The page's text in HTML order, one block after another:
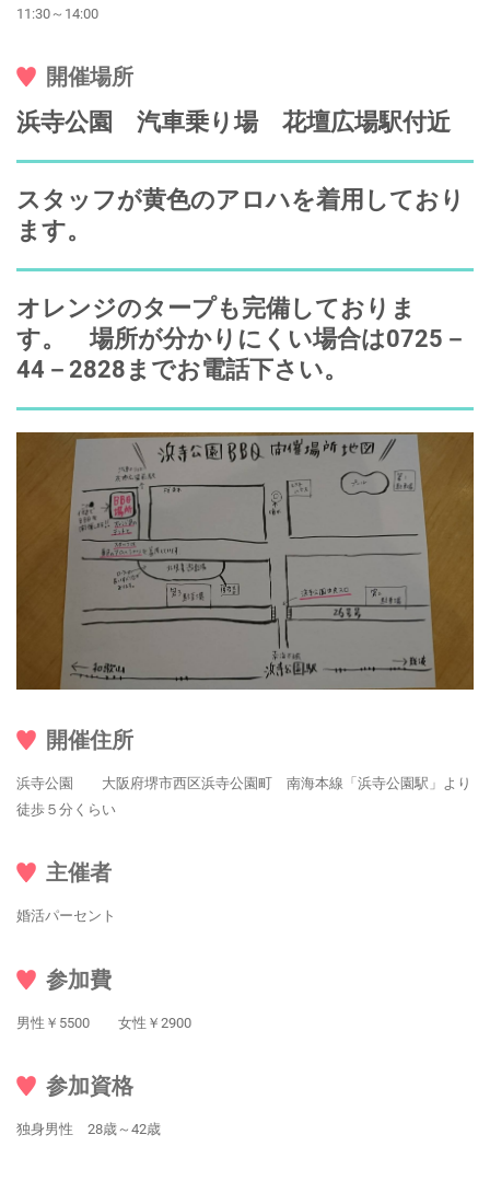
11:30～14:00
開催場所
浜寺公園 汽車乗り場 花壇広場駅付近
スタッフが黄色のアロハを着用しており
ます。
オレンジのタープも完備しておりま
す。 場所が分かりにくい場合は0725－
44－2828までお電話下さい。
開催住所
浜寺公園 大阪府堺市西区浜寺公園町 南海本線「浜寺公園駅」より
徒歩５分くらい
主催者
婚活パーセント
参加費
男性￥5500 女性￥2900
参加資格
独身男性 28歳～42歳